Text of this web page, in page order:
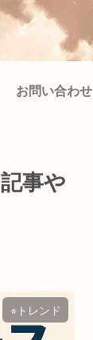
お問い合わせ
事や
⭐︎トレンド